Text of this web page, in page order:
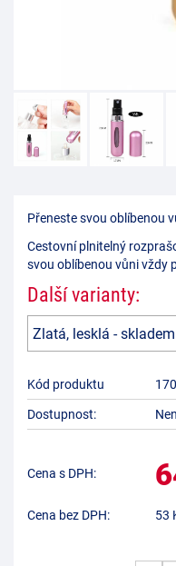
Přeneste svou oblíbenou
Cestovní plnitelný
svou oblíbenou vůni vždy
Další varianty:
Kód produktu
Dostupnost:
Cena s DPH:
Cena bez DPH: 53